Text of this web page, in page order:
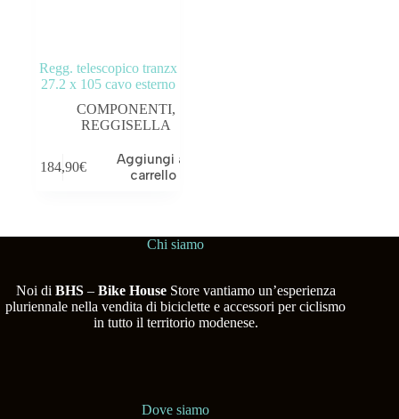
OUTLET
Tag prodotto
Regg. telescopico tranzx
27.2 x 105 cavo esterno
COMPONENTI,
REGGISELLA
184,90€
Aggiungi al
carrello
Chi siamo
Noi di BHS– Bike HouseStore vantiamo un’esperienza
pluriennale nella vendita di biciclette e accessori per ciclismo
in tutto il territorio modenese.
Dove siamo